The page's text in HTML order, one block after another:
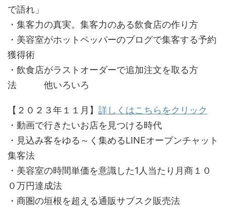
で語れ」
・集客力の真実。集客力のある飲食店の作り方
・美容室がホットペッパーのブログで集客する予約
獲得術
・飲食店がラストオーダーで追加注文を取る方
法 他いろいろ
【２０２３年１１月】 詳しくはこちらをクリック
・動画で行きたいお店を見つける時代
・見込み客をゆる～く集めるLINEオープンチャット
集客法
・美容室の時間単価を意識した1人当たり月商１０
０万円達成法
・商圏の垣根を超える通販サブスク販売法